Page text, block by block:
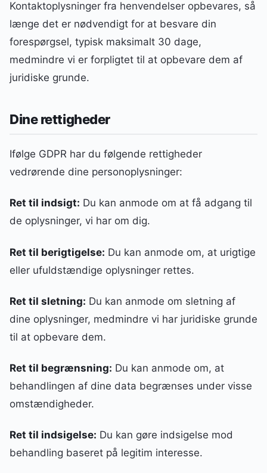
Kontaktoplysninger fra henvendelser opbevares, så
længe det er nødvendigt for at besvare din
forespørgsel, typisk maksimalt 30 dage,
medmindre vi er forpligtet til at opbevare dem af
juridiske grunde.
Dine rettigheder
Ifølge GDPR har du følgende rettigheder
vedrørende dine personoplysninger:
Ret til indsigt: Du kan anmode om at få adgang til
de oplysninger, vi har om dig.
Ret til berigtigelse: Du kan anmode om, at urigtige
eller ufuldstændige oplysninger rettes.
Ret til sletning: Du kan anmode om sletning af
dine oplysninger, medmindre vi har juridiske grunde
til at opbevare dem.
Ret til begrænsning: Du kan anmode om, at
behandlingen af dine data begrænses under visse
omstændigheder.
Ret til indsigelse: Du kan gøre indsigelse mod
behandling baseret på legitim interesse.